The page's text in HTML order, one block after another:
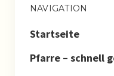
Katholische Jungschar
Ministranten
NAVIGATION
Startseite
Pfarre – schnell